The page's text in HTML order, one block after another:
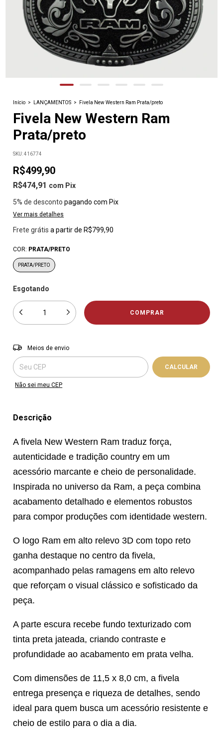
Início > LANÇAMENTOS > Fivela New Western Ram Prata/preto
Fivela New Western Ram
Prata/preto
SKU:416774
R$499,90
R$474,91 com Pix
5% de desconto pagando com Pix
Ver mais detalhes
Frete grátis a partir deR$799,90
COR: PRATA/PRETO
PRATA/PRETO
Esgotando
Entregas para o CEP:
Meios de envio
CALCULAR
Não sei meu CEP
Descrição
A fivela New Western Ram traduz força,
autenticidade e tradição country em um
acessório marcante e cheio de personalidade.
Inspirada no universo da Ram, a peça combina
acabamento detalhado e elementos robustos
para compor produções com identidade western.
O logo Ram em alto relevo 3D com topo reto
ganha destaque no centro da fivela,
acompanhado pelas ramagens em alto relevo
que reforçam o visual clássico e sofisticado da
peça.
A parte escura recebe fundo texturizado com
tinta preta jateada, criando contraste e
profundidade ao acabamento em prata velha.
Com dimensões de 11,5 x 8,0 cm, a fivela
entrega presença e riqueza de detalhes, sendo
ideal para quem busca um acessório resistente e
cheio de estilo para o dia a dia.